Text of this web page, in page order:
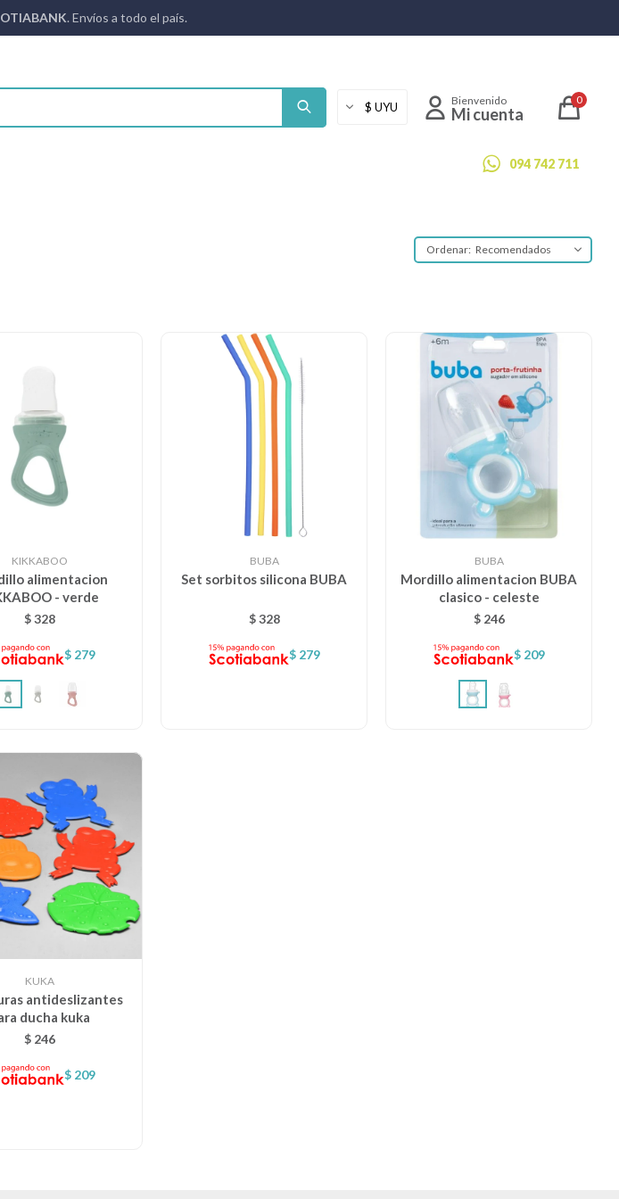
. Envíos a todo el país.
094 742 711
0
Recomendados
KIKKABOO
alimentacion
- verde
$328
$ 279
BUBA
Set sorbitos silicona BUBA
$328
$ 279
BUBA
Mordillo alimentacion BUBA
clasico - celeste
$ 246
$ 209
KUKA
antideslizantes
ducha kuka
$ 246
$ 209